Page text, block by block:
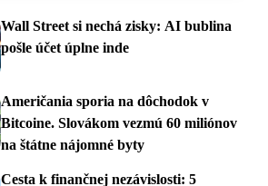
Wall Street si nechá zisky: AI bublina
pošle účet úplne inde
Američania sporia na dôchodok v
Bitcoine. Slovákom vezmú 60 miliónov
na štátne nájomné byty
Cesta k finančnej nezávislosti: 5